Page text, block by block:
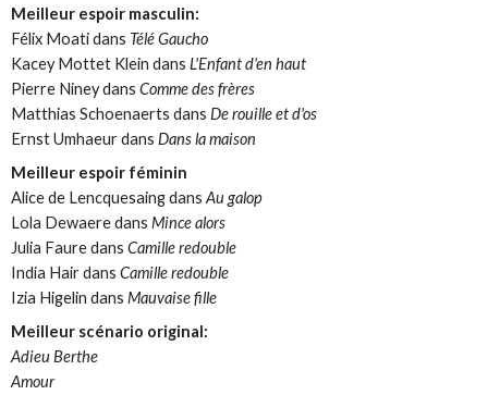
Meilleur espoir masculin:
Félix Moati dans Télé Gaucho
Kacey Mottet Klein dansL'Enfant d'en haut
Pierre Niney dansComme des frères
Matthias Schoenaerts dansDe rouille et d'os
Ernst Umhaeur dansDans la maison
Meilleur espoir féminin
Alice de Lencquesaing dansAu galop
Lola Dewaere dansMince alors
Julia Faure dansCamille redouble
India Hair dansCamille redouble
Izia Higelin dansMauvaise fille
Meilleur scénario original:
Adieu Berthe
Amour